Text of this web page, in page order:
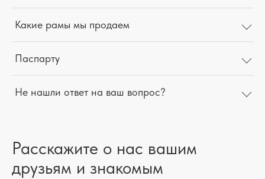
Какие рамы мы продаем
Паспарту
Не нашли ответ на ваш вопрос?
Расскажите о нас вашим
друзьям и знакомым